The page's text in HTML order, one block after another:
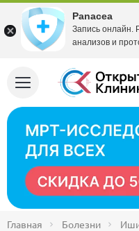
Главная Болезни
Panacea
Запись онлайн.
анализов и